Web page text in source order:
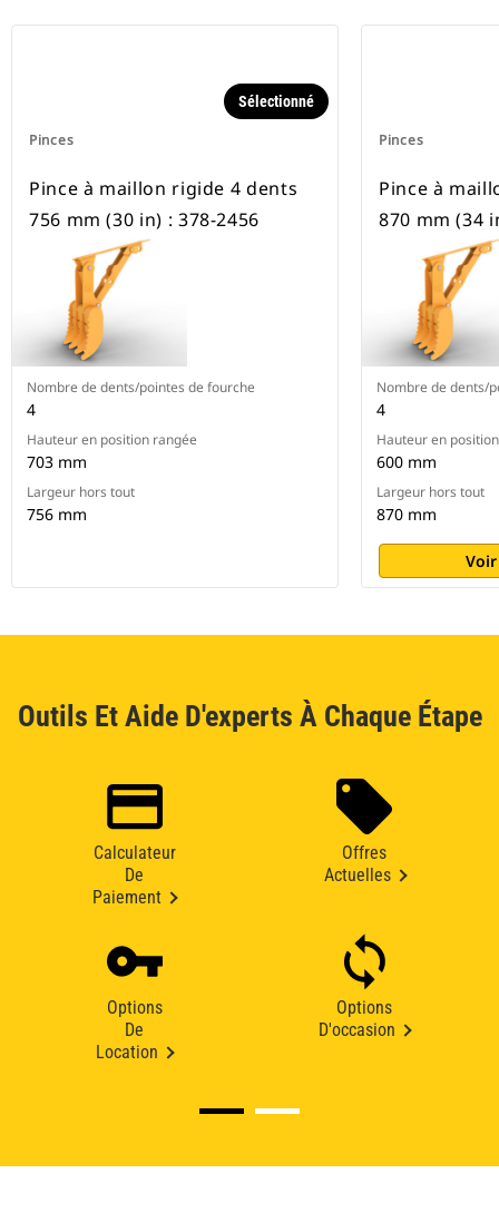
Pinces
Sélectionné
Pince à maillon rigide 4 dents
756 mm (30 in) : 378-2456
Nombre de dents/pointes de fourche
4
Hauteur en position rangée
703 mm
Largeur hors tout
756 mm
Pinces
Pince à
870 mm (34
Nombre de dents/
4
Hauteur en
600 mm
Largeur hors tout
870 mm
Outils Et Aide D'experts À Chaque Étape
Calculateur
De
Paiement
Offres
Actuelles
Options
De
Location
Options
D'occasion